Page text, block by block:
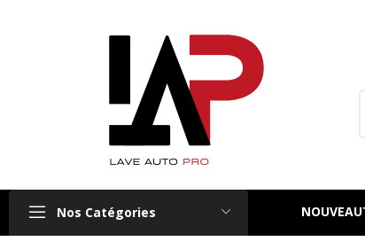
Nos Catégories